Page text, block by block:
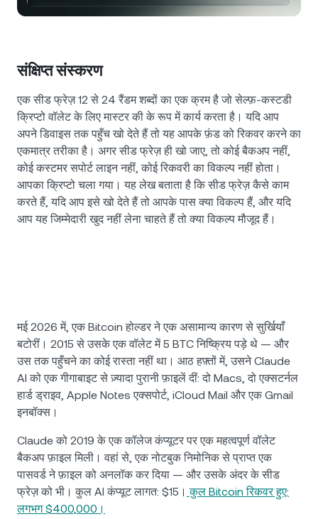
Nexo Card
निजी ग्राहक
लॉयल्टी प्रोग्राम
USD Coin
Polkadot DOT 0.97%
XRP XRP 1.01%
Solana SOL 2.52%
न्यूज़ और इनसाइट्स
संक्षिप्त संस्करण
एक सीड फ्रेज़ 12 से 24 रैंडम शब्दों का एक क्रम है जो सेल्फ़-कस्टडी
क्रिप्टो वॉलेट के लिए मास्टर की के रूप में कार्य करता है। यदि आप
अपने डिवाइस तक पहुँच खो देते हैं तो यह आपके फ़ंड को रिकवर करने का
एकमात्र तरीका है। अगर सीड फ्रेज़ ही खो जाए, तो कोई बैकअप नहीं,
कोई कस्टमर सपोर्ट लाइन नहीं, कोई रिकवरी का विकल्प नहीं होता।
आपका क्रिप्टो चला गया। यह लेख बताता है कि सीड फ्रेज़ कैसे काम
करते हैं, यदि आप इसे खो देते हैं तो आपके पास क्या विकल्प हैं, और यदि
आप यह जिम्मेदारी खुद नहीं लेना चाहते हैं तो क्या विकल्प मौजूद हैं।
मई 2026 में, एक Bitcoin होल्डर ने एक असामान्य कारण से सुर्खियाँ
बटोरीं। 2015 से उसके एक वॉलेट में 5 BTC निष्क्रिय पड़े थे — और
उस तक पहुँचने का कोई रास्ता नहीं था। आठ हफ़्तों में, उसने Claude
AI को एक गीगाबाइट से ज़्यादा पुरानी फ़ाइलें दीं: दो Macs, दो एक्सटर्नल
हार्ड ड्राइव, Apple Notes एक्सपोर्ट, iCloud Mail और एक Gmail
इनबॉक्स।
Claude को 2019 के एक कॉलेज कंप्यूटर पर एक महत्वपूर्ण वॉलेट
बैकअप फ़ाइल मिली। वहां से, एक नोटबुक निमोनिक से प्राप्त एक
पासवर्ड ने फ़ाइल को अनलॉक कर दिया — और उसके अंदर के सीड
फ्रेज़ को भी। कुल AI कंप्यूट लागत: $15। कुल Bitcoin रिकवर हुए:
लगभग $400,000।